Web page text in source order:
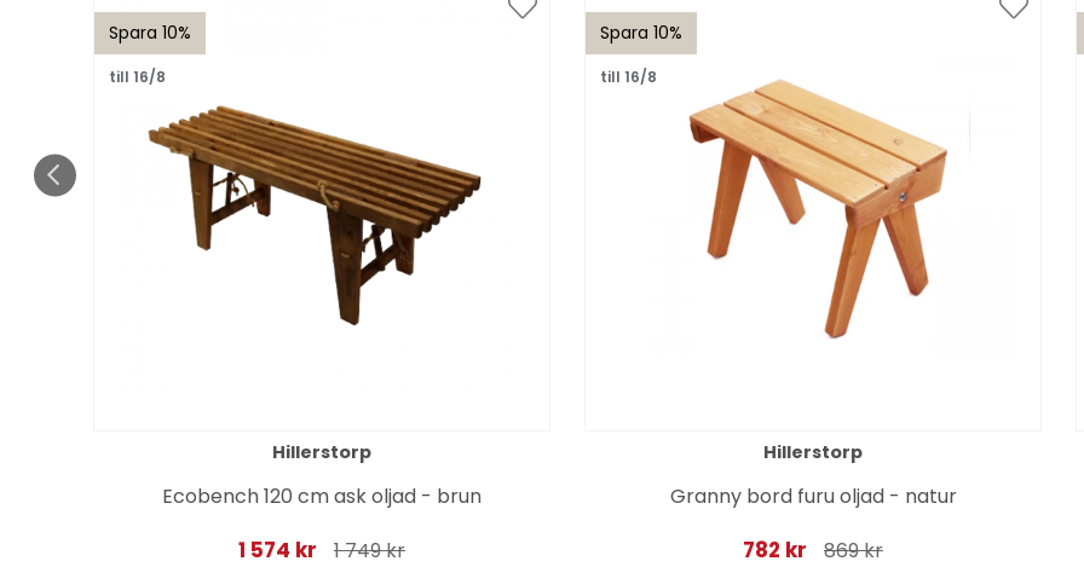
Spara 10%
till 16/8
Hillerstorp
Ecobench 120 cm ask oljad - brun
1 574 kr 1 749 kr
Spara 10%
till 16/8
Hillerstorp
Granny bord furu oljad - natur
782 kr 869 kr